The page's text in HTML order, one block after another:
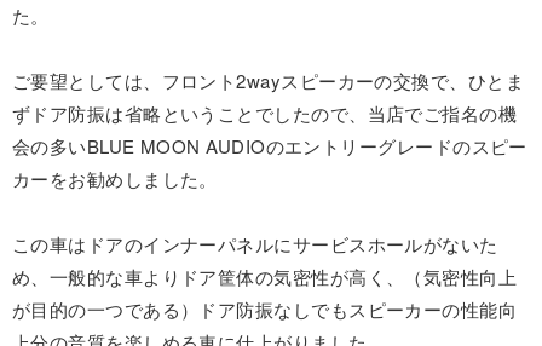
た。
ご要望としては、フロント2wayスピーカーの交換で、ひとま
ずドア防振は省略ということでしたので、当店でご指名の機
会の多いBLUE MOON AUDIOのエントリーグレードのスピー
カーをお勧めしました。
この車はドアのインナーパネルにサービスホールがないた
め、一般的な車よりドア筐体の気密性が高く、（気密性向上
が目的の一つである）ドア防振なしでもスピーカーの性能向